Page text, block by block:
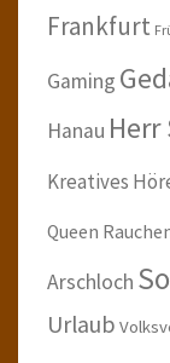
Frankfurt
Gaming
Hanau
Kreatives
Queen
Arschloch
Urlaub